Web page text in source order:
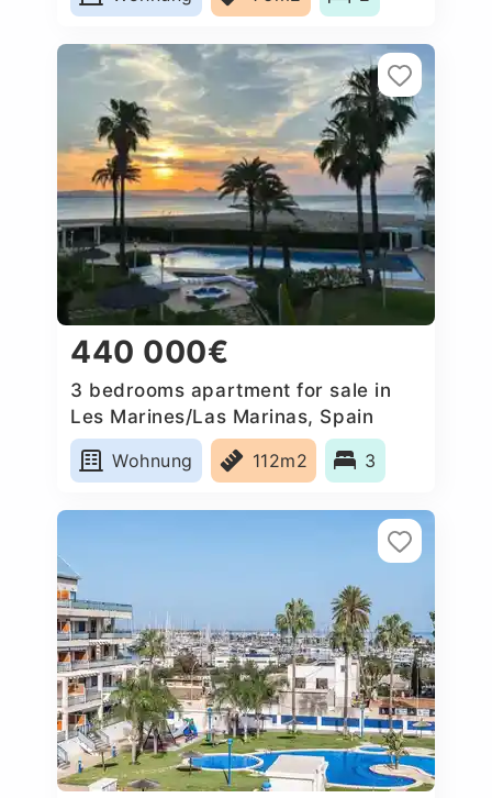
440 000€
3 bedrooms apartment for sale in
Les Marines/Las Marinas, Spain
Wohnung
112m2 3